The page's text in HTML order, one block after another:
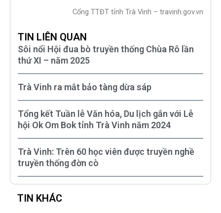
Cổng TTĐT tỉnh Trà Vinh – travinh.gov.vn
TIN LIÊN QUAN
Sôi nổi Hội đua bò truyền thống Chùa Rô lần
thứ XI – năm 2025
Trà Vinh ra mắt bảo tàng dừa sáp
Tổng kết Tuần lễ Văn hóa, Du lịch gắn với Lễ
hội Ok Om Bok tỉnh Trà Vinh năm 2024
Trà Vinh: Trên 60 học viên được truyền nghề
truyền thống đờn cò
TIN KHÁC